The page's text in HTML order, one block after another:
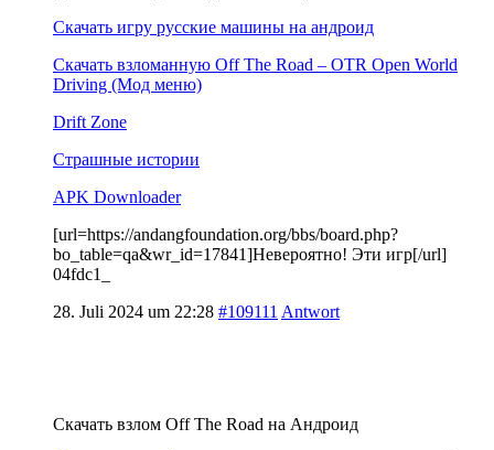
Скачать игру русские машины на андроид
Скачать взломанную Off The Road – OTR Open World
Driving (Мод меню)
Drift Zone
Страшные истории
APK Downloader
[url=https://andangfoundation.org/bbs/board.php?
bo_table=qa&wr_id=17841]Невероятно! Эти игр[/url]
04fdc1_
28. Juli 2024 um 22:28 #109111 Antwort
Скачать взлом Off The Road на Андроид